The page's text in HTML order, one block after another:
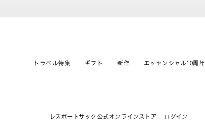
トラベル特集 ギフト 新作 エッセンシャル10周年
レスポートサック公式オンラインストア ログイン